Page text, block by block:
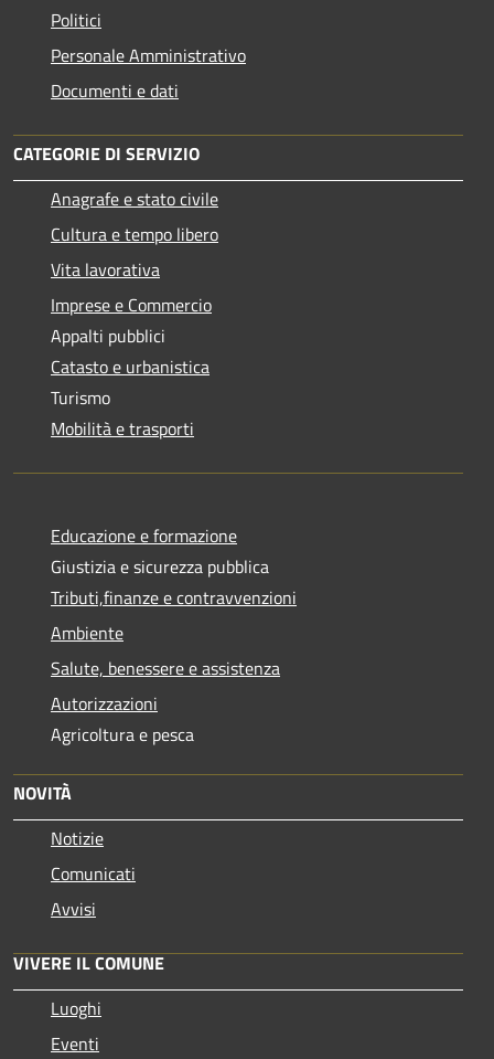
Politici
Personale Amministrativo
Documenti e dati
CATEGORIE DI SERVIZIO
Anagrafe e stato civile
Cultura e tempo libero
Vita lavorativa
Imprese e Commercio
Appalti pubblici
Catasto e urbanistica
Turismo
Mobilità e trasporti
Educazione e formazione
Giustizia e sicurezza pubblica
Tributi,finanze e contravvenzioni
Ambiente
Salute, benessere e assistenza
Autorizzazioni
Agricoltura e pesca
NOVITÀ
Notizie
Comunicati
Avvisi
VIVERE IL COMUNE
Luoghi
Eventi